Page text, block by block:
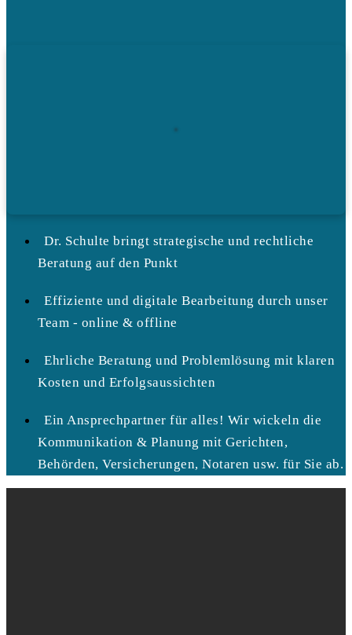
Dr. Schulte bringt strategische und rechtliche
Beratung auf den Punkt
Effiziente und digitale Bearbeitung durch unser
Team - online & offline
Ehrliche Beratung und Problemlösung mit klaren
Kosten und Erfolgsaussichten
Ein Ansprechpartner für alles! Wir wickeln die
Kommunikation & Planung mit Gerichten,
Behörden, Versicherungen, Notaren usw. für Sie ab.